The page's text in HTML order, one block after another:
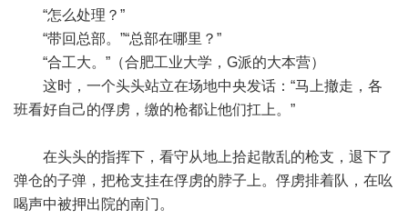
“怎么处理？”
“带回总部。”“总部在哪里？”
“合工大。”（合肥工业大学，G派的大本营）
这时，一个头头站立在场地中央发话：“马上撤走，各
班看好自己的俘虏，缴的枪都让他们扛上。”
在头头的指挥下，看守从地上拾起散乱的枪支，退下了
弹仓的子弹，把枪支挂在俘虏的脖子上。俘虏排着队，在吆
喝声中被押出院的南门。